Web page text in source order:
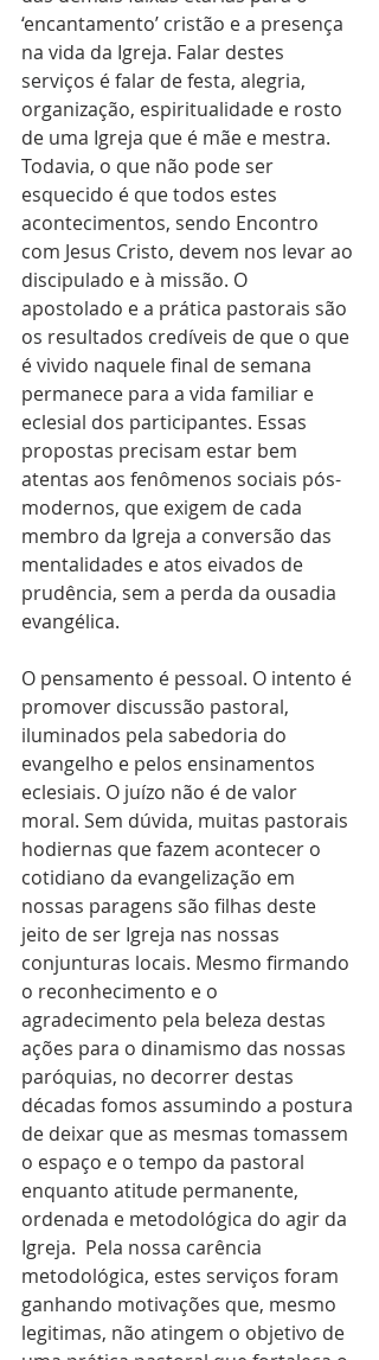
‘encantamento’ cristão e a presença
na vida da Igreja. Falar destes
serviços é falar de festa, alegria,
organização, espiritualidade e rosto
de uma Igreja que é mãe e mestra.
Todavia, o que não pode ser
esquecido é que todos estes
acontecimentos, sendo Encontro
com Jesus Cristo, devem nos levar ao
discipulado e à missão. O
apostolado e a prática pastorais são
os resultados credíveis de que o que
é vivido naquele final de semana
permanece para a vida familiar e
eclesial dos participantes. Essas
propostas precisam estar bem
atentas aos fenômenos sociais pós-
modernos, que exigem de cada
membro da Igreja a conversão das
mentalidades e atos eivados de
prudência, sem a perda da ousadia
evangélica.
O pensamento é pessoal. O intento é
promover discussão pastoral,
iluminados pela sabedoria do
evangelho e pelos ensinamentos
eclesiais. O juízo não é de valor
moral. Sem dúvida, muitas pastorais
hodiernas que fazem acontecer o
cotidiano da evangelização em
nossas paragens são filhas deste
jeito de ser Igreja nas nossas
conjunturas locais. Mesmo firmando
o reconhecimento e o
agradecimento pela beleza destas
ações para o dinamismo das nossas
paróquias, no decorrer destas
décadas fomos assumindo a postura
de deixar que as mesmas tomassem
o espaço e o tempo da pastoral
enquanto atitude permanente,
ordenada e metodológica do agir da
Igreja.  Pela nossa carência
metodológica, estes serviços foram
ganhando motivações que, mesmo
legitimas, não atingem o objetivo de